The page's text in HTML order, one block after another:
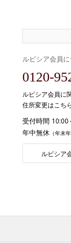
ルピシア会員
0120-
ルピシア会員に
住所変更はこち
受付時間 10:00
年中無休 （年末
ルピシア